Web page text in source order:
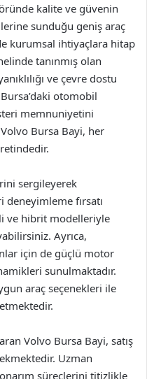
kalite ve güvenin
sunduğu geniş araç
kurumsal ihtiyaçlara hitap
tanınmış olan
ve çevre dostu
otomobil
memnuniyetini
Bursa Bayi, her
sergileyerek
fırsatı
ve hibrit modelleriyle
Ayrıca,
için de güçlü motor
sunulmaktadır.
araç seçenekleri ile
Volvo Bursa Bayi, satış
Uzman
süreçlerini titizlikle